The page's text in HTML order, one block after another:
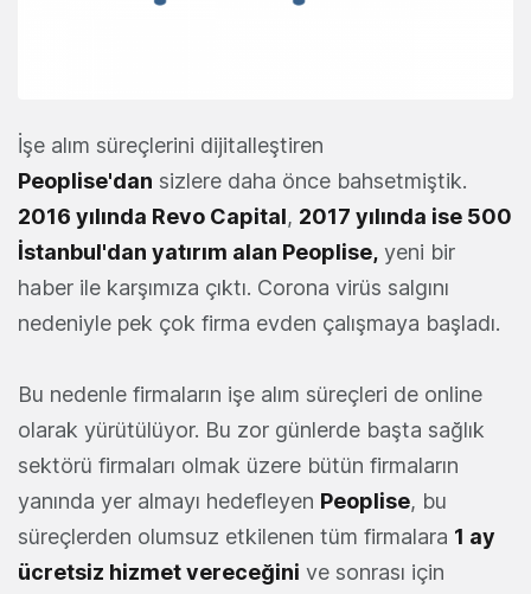
İşe alım süreçlerini dijitalleştiren
Peoplise'dan sizlere daha önce bahsetmiştik.
2016 yılında Revo Capital, 2017 yılında ise 500
İstanbul'dan yatırım alan Peoplise, yeni bir
haber ile karşımıza çıktı. Corona virüs salgını
nedeniyle pek çok firma evden çalışmaya başladı.
Bu nedenle firmaların işe alım süreçleri de online
olarak yürütülüyor. Bu zor günlerde başta sağlık
sektörü firmaları olmak üzere bütün firmaların
yanında yer almayı hedefleyen Peoplise, bu
süreçlerden olumsuz etkilenen tüm firmalara 1 ay
ücretsiz hizmet vereceğini ve sonrası için